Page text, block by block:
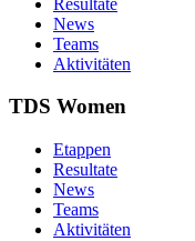
News
Teams
Aktivitäten
TDS Women
Etappen
Resultate
News
Teams
Aktivitäten